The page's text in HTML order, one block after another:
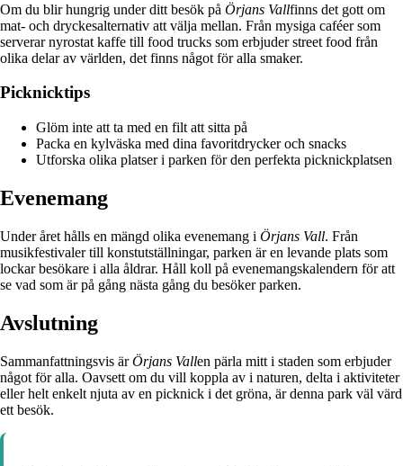
Om du blir hungrig under ditt besök på Örjans Vallfinns det gott om
mat- och dryckesalternativ att välja mellan. Från mysiga caféer som
serverar nyrostat kaffe till food trucks som erbjuder street food från
olika delar av världen, det finns något för alla smaker.
Picknicktips
Glöm inte att ta med en filt att sitta på
Packa en kylväska med dina favoritdrycker och snacks
Utforska olika platser i parken för den perfekta picknickplatsen
Evenemang
Under året hålls en mängd olika evenemang i Örjans Vall. Från
musikfestivaler till konstutställningar, parken är en levande plats som
lockar besökare i alla åldrar. Håll koll på evenemangskalendern för att
se vad som är på gång nästa gång du besöker parken.
Avslutning
Sammanfattningsvis ärÖrjans Vallen pärla mitt i staden som erbjuder
något för alla. Oavsett om du vill koppla av i naturen, delta i aktiviteter
eller helt enkelt njuta av en picknick i det gröna, är denna park väl värd
ett besök.